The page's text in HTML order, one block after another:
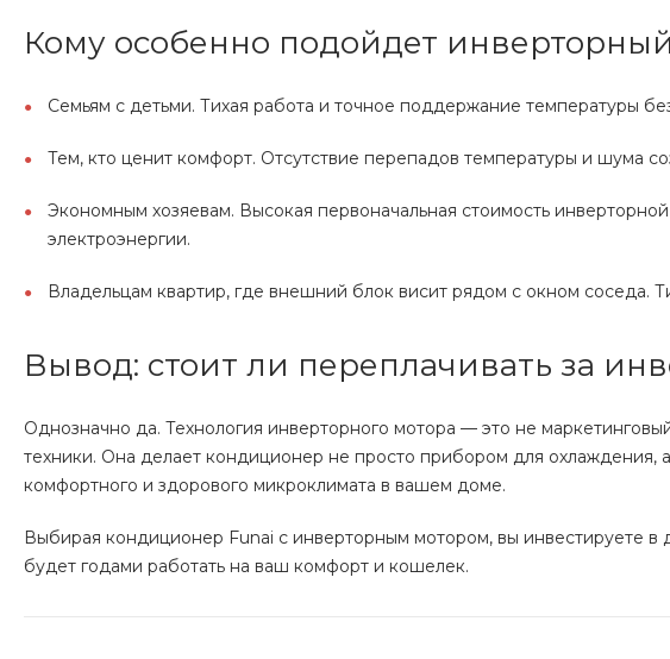
Кому особенно подойдет
Семьям с детьми. Тихая работа и точное поддержание температуры
Тем, кто ценит комфорт. Отсутствие перепадов температуры и шума
Экономным хозяевам. Высокая первоначальная стоимость
электроэнергии.
Владельцам квартир, где внешний блок висит рядом с окном соседа.
Вывод: стоит ли переплачивать за
Однозначно да. Технология инверторного мотора — это не
техники. Она делает кондиционер не просто прибором для охлаждения,
комфортного и здорового микроклимата в вашем доме.
Выбирая кондиционер Funai с инверторным мотором, вы инвестируете в
будет годами работать на ваш комфорт и кошелек.